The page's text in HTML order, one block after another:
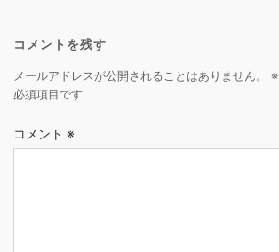
コメントを残す
メールアドレスが公開されることはありません。 ※
必須項目です
コメント ※